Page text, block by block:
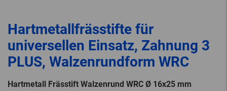
Hartmetallfrässtifte für
universellen Einsatz, Zahnung 3
PLUS, Walzenrundform WRC
Hartmetall Frässtift Walzenrund WRC Ø 16x25 mm